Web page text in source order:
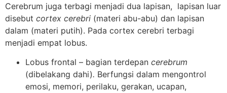
Cerebrum juga terbagi menjadi dua lapisan, lapisan luar
disebut cortex cerebri (materi abu-abu) dan lapisan
dalam (materi putih). Pada cortex cerebri terbagi
menjadi empat lobus.
Lobus frontal – bagian terdepan cerebrum
(dibelakang dahi). Berfungsi dalam mengontrol
emosi, memori, perilaku, gerakan, ucapan,